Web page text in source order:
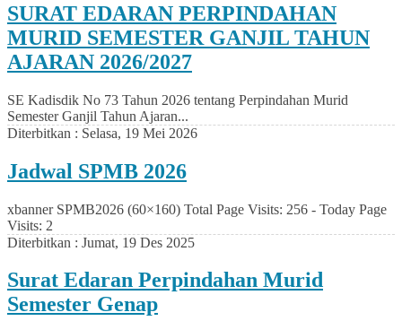
SURAT EDARAN PERPINDAHAN
MURID SEMESTER GANJIL TAHUN
AJARAN 2026/2027
SE Kadisdik No 73 Tahun 2026 tentang Perpindahan Murid
Semester Ganjil Tahun Ajaran...
Diterbitkan : Selasa, 19 Mei 2026
Jadwal SPMB 2026
xbanner SPMB2026 (60×160) Total Page Visits: 256 - Today Page
Visits: 2
Diterbitkan : Jumat, 19 Des 2025
Surat Edaran Perpindahan Murid
Semester Genap